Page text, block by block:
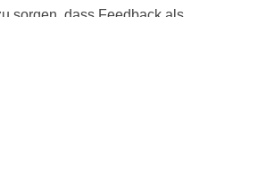
sorgen, dass Feedback als